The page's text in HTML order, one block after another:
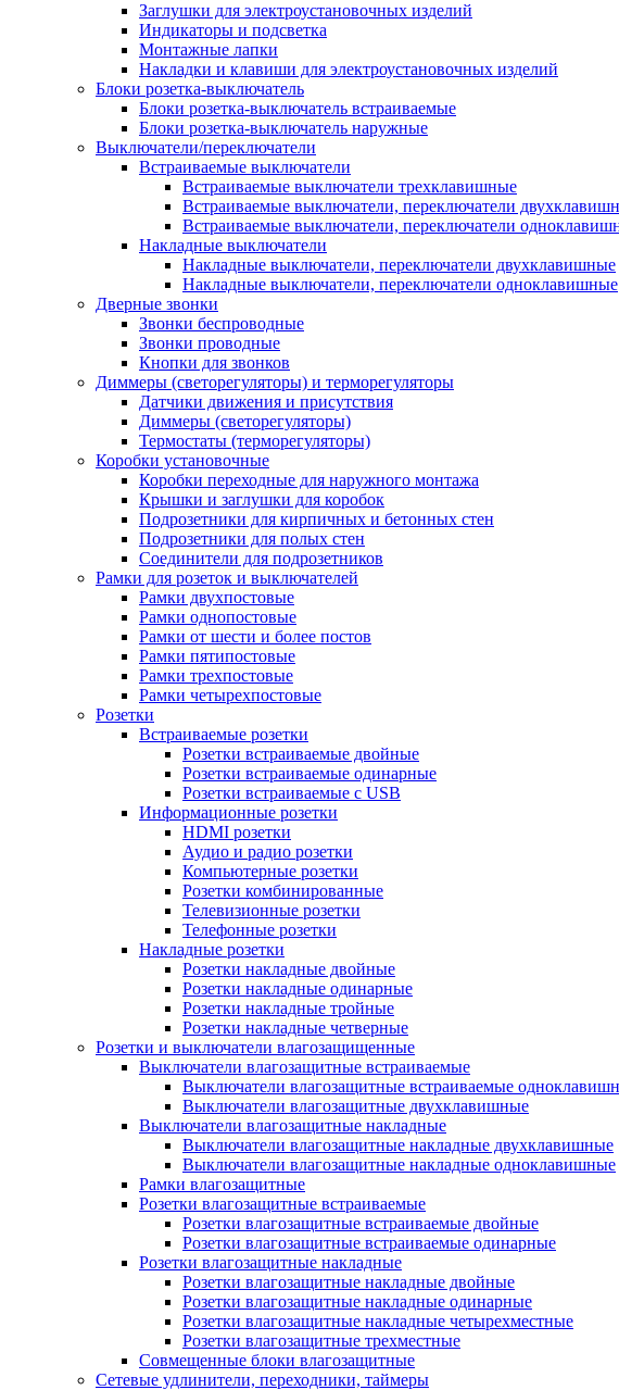
Заглушки для электроустановочных изделий
Индикаторы и подсветка
Монтажные лапки
Накладки и клавиши для электроустановочных изделий
Блоки розетка-выключатель
Блоки розетка-выключатель встраиваемые
Блоки розетка-выключатель наружные
Выключатели/переключатели
Встраиваемые выключатели
Встраиваемые выключатели трехклавишные
Встраиваемые выключатели, переключатели
Встраиваемые выключатели, переключатели
Накладные выключатели
Накладные выключатели, переключатели двухклавишные
Накладные выключатели, переключатели одноклавишные
Дверные звонки
Звонки беспроводные
Звонки проводные
Кнопки для звонков
Диммеры (светорегуляторы) и терморегуляторы
Датчики движения и присутствия
Диммеры (светорегуляторы)
Термостаты (терморегуляторы)
Коробки установочные
Коробки переходные для наружного монтажа
Крышки и заглушки для коробок
Подрозетники для кирпичных и бетонных стен
Подрозетники для полых стен
Соединители для подрозетников
Рамки для розеток и выключателей
Рамки двухпостовые
Рамки однопостовые
Рамки от шести и более постов
Рамки пятипостовые
Рамки трехпостовые
Рамки четырехпостовые
Розетки
Встраиваемые розетки
Розетки встраиваемые двойные
Розетки встраиваемые одинарные
Розетки встраиваемые с USB
Информационные розетки
HDMI розетки
Аудио и радио розетки
Компьютерные розетки
Розетки комбинированные
Телевизионные розетки
Телефонные розетки
Накладные розетки
Розетки накладные двойные
Розетки накладные одинарные
Розетки накладные тройные
Розетки накладные четверные
Розетки и выключатели влагозащищенные
Выключатели влагозащитные встраиваемые
Выключатели влагозащитные встраиваемые
Выключатели влагозащитные двухклавишные
Выключатели влагозащитные накладные
Выключатели влагозащитные накладные двухклавишные
Выключатели влагозащитные накладные одноклавишные
Рамки влагозащитные
Розетки влагозащитные встраиваемые
Розетки влагозащитные встраиваемые двойные
Розетки влагозащитные встраиваемые одинарные
Розетки влагозащитные накладные
Розетки влагозащитные накладные двойные
Розетки влагозащитные накладные одинарные
Розетки влагозащитные накладные четырехместные
Розетки влагозащитные трехместные
Совмещенные блоки влагозащитные
Сетевые удлинители, переходники, таймеры